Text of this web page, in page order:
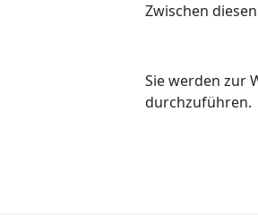
Zwischen
Sie werden zur
durchzuführen.